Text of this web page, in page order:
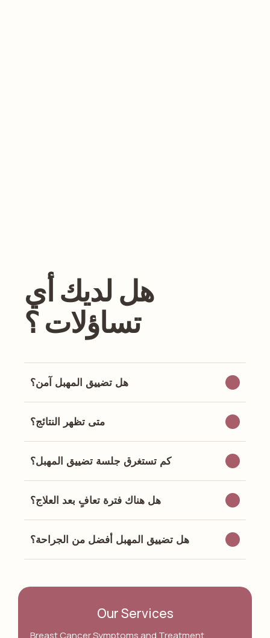
هل لديك أي
تساؤلات ؟
هل تضييق المهبل آمن؟
متى تظهر النتائج؟
كم تستغرق جلسة تضييق المهبل؟
هل هناك فترة تعافٍ بعد العلاج؟
هل تضييق المهبل أفضل من الجراحة؟
Our Services
Breast Cancer Symptoms and Treatment